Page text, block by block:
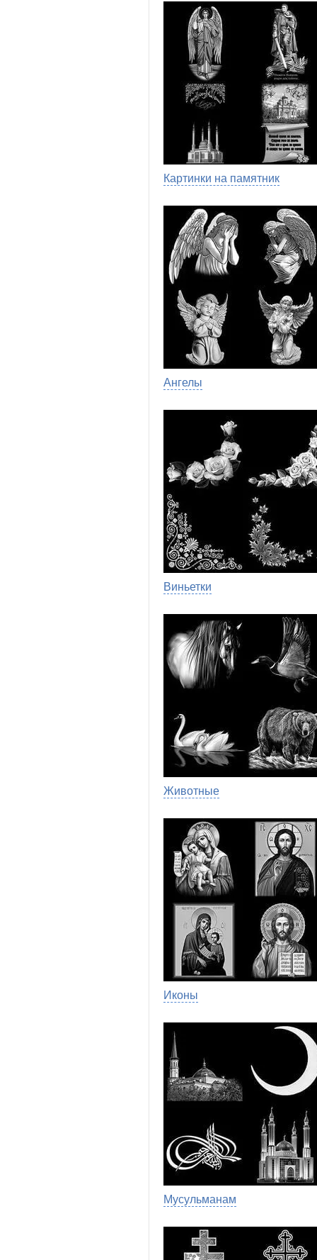
Картинки на памятник
Ангелы
Виньетки
Животные
Иконы
Мусульманам